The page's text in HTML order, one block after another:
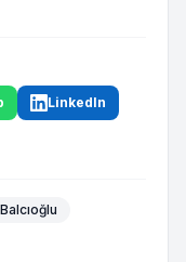
LinkedIn